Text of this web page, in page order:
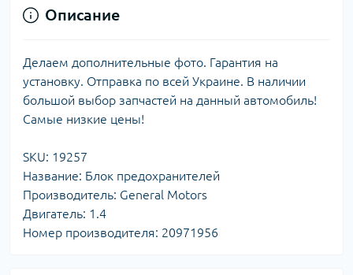
Описание
Делаем дополнительные фото. Гарантия на
установку. Отправка по всей Украине. В наличии
большой выбор запчастей на данный автомобиль!
Самые низкие цены!
SKU: 19257
Название: Блок предохранителей
Производитель: General Motors
Двигатель: 1.4
Номер производителя: 20971956